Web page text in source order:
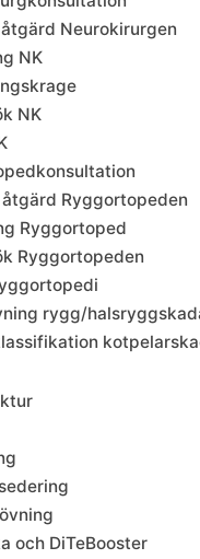
Neurokirurgen
NK
NK
Ryggortopeden
Ryggortoped
Ryggortopeden
rygg/
och DiTeBooster